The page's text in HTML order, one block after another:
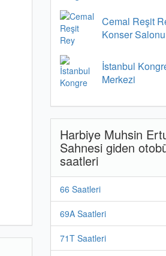
Cemal Reşit
Konser Salonu
İstanbul
Merkezi
Harbiye Muhsin
Sahnesi giden
saatleri
66 Saatleri
69A Saatleri
71T Saatleri